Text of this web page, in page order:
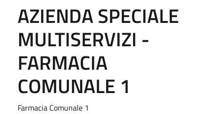
AZIENDA SPECIALE
MULTISERVIZI -
FARMACIA
COMUNALE 1
Farmacia Comunale 1